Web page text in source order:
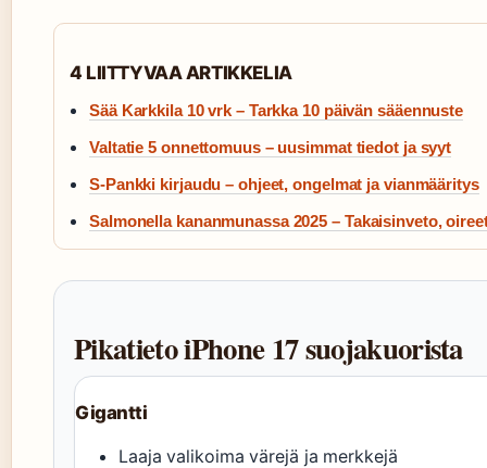
4 LIITTYVAA ARTIKKELIA
Sää Karkkila 10 vrk – Tarkka 10 päivän sääennuste
Valtatie 5 onnettomuus – uusimmat tiedot ja syyt
S-Pankki kirjaudu – ohjeet, ongelmat ja vianmääritys
Salmonella kananmunassa 2025 – Takaisinveto,
Pikatieto iPhone 17 suojakuorista
Gigantti
Laaja valikoima värejä ja merkkejä